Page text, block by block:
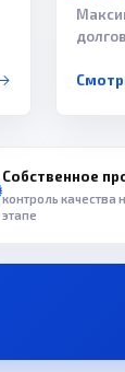
Собственное
контроль качества
этапе